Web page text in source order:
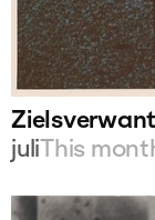
juliThis